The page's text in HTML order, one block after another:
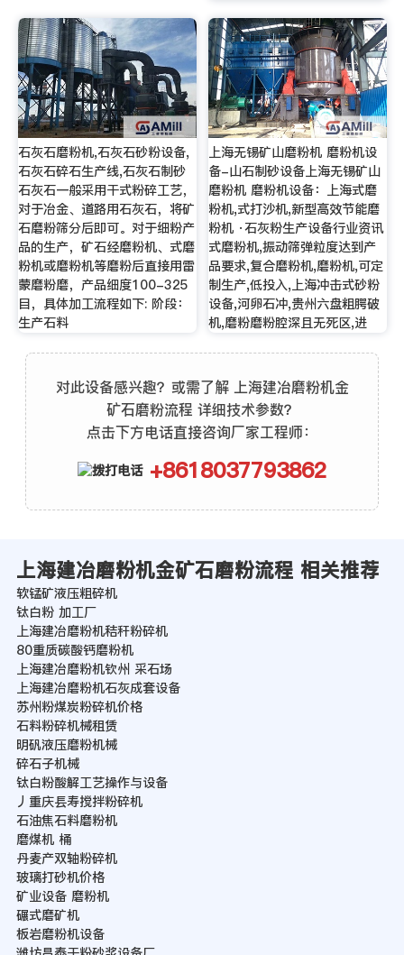
石灰石磨粉机,石灰石砂粉设备,
石灰石碎石生产线,石灰石制砂
石灰石一般采用干式粉碎工艺，
对于冶金、道路用石灰石，将矿
石磨粉筛分后即可。对于细粉产
品的生产，矿石经磨粉机、式磨
粉机或磨粉机等磨粉后直接用雷
蒙磨粉磨，产品细度100-325
目，具体加工流程如下: 阶段：
生产石料
上海无锡矿山磨粉机 磨粉机设
备-山石制砂设备上海无锡矿山
磨粉机 磨粉机设备：上海式磨
粉机,式打沙机,新型高效节能磨
粉机 ·石灰粉生产设备行业资讯
式磨粉机,振动筛弹粒度达到产
品要求,复合磨粉机,磨粉机,可定
制生产,低投入,上海冲击式砂粉
设备,河卵石冲,贵州六盘粗腭破
机,磨粉磨粉腔深且无死区,进
对此设备感兴趣？或需了解 上海建冶磨粉机金
矿石磨粉流程 详细技术参数？
点击下方电话直接咨询厂家工程师：
+8618037793862
上海建冶磨粉机金矿石磨粉流程 相关推荐
软锰矿液压粗碎机
钛白粉 加工厂
上海建冶磨粉机秸秆粉碎机
80重质碳酸钙磨粉机
上海建冶磨粉机钦州 采石场
上海建冶磨粉机石灰成套设备
苏州粉煤炭粉碎机价格
石料粉碎机械租赁
明矾液压磨粉机械
碎石子机械
钛白粉酸解工艺操作与设备
丿重庆镸寿搅拌粉碎机
石油焦石料磨粉机
磨煤机 桶
丹麦产双轴粉碎机
玻璃打砂机价格
矿业设备 磨粉机
碾式磨矿机
板岩磨粉机设备